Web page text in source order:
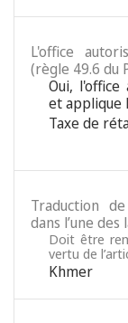
L'office
(règle 49.6 du
Oui,
et applique
Taxe de
Traduction
dans l’une des
Doit être
vertu de
Khmer